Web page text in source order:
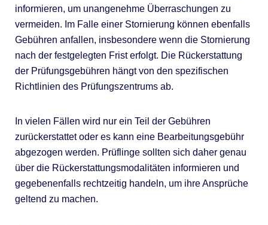
informieren, um unangenehme Überraschungen zu
vermeiden. Im Falle einer Stornierung können ebenfalls
Gebühren anfallen, insbesondere wenn die Stornierung
nach der festgelegten Frist erfolgt. Die Rückerstattung
der Prüfungsgebühren hängt von den spezifischen
Richtlinien des Prüfungszentrums ab.
In vielen Fällen wird nur ein Teil der Gebühren
zurückerstattet oder es kann eine Bearbeitungsgebühr
abgezogen werden. Prüflinge sollten sich daher genau
über die Rückerstattungsmodalitäten informieren und
gegebenenfalls rechtzeitig handeln, um ihre Ansprüche
geltend zu machen.